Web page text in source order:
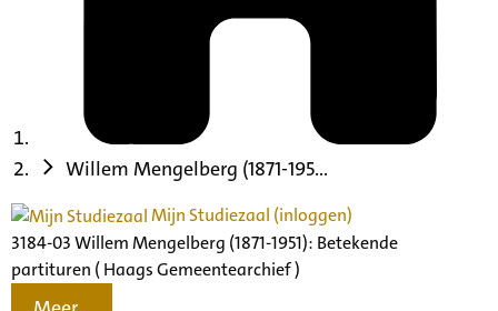
Willem Mengelberg (1871-195...
Mijn Studiezaal (inloggen)
3184-03 Willem Mengelberg (1871-1951): Betekende
partituren ( Haags Gemeentearchief )